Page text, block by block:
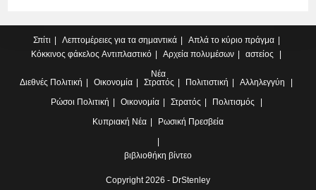
Σπίτι Λεπτομέρειες για τα σημαντικά
Απλά το κύριο πράγμα
Κόκκινος φάκελος Αντιπλαστικό Αρχεία πολυμέσων
αστείος
Νέα
Διεθνές Πολιτική Οικονομία Στρατός Πολιτιστική
Αλληλεγγύη
Ρώσοι Πολιτική Οικονομία Στρατός
Πολιτισμός
Κυπριακή Νέα Ρωσική Πρεσβεία
βιβλιοθήκη βίντεο
Copyright 2026 - DrStenley